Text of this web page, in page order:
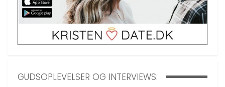
GUDSOPLEVELSER OG INTERVIEWS: